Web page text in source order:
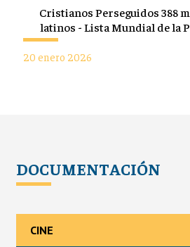
Cristianos Perseguidos 388
latinos - Lista Mundial de la
20 enero 2026
DOCUMENTACIÓN
CINE